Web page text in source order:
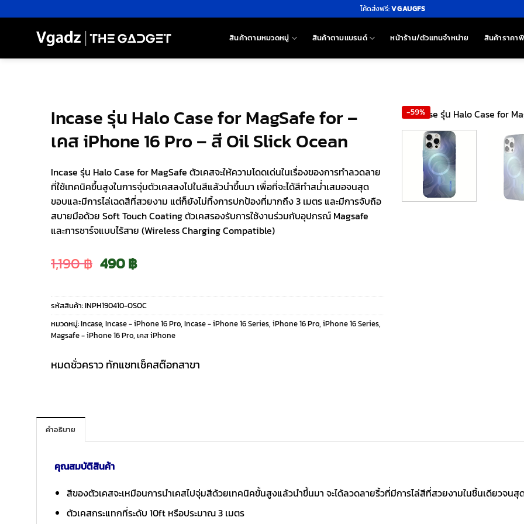
ไป
โค้ดส่งฟรี:VGAUGFS
สินค้าตามหมวดหมู่ สินค้าตามแบรนด์ หน้าร้าน/ตัวแทนจำหน่าย สินค้าราคา
Incase รุ่น Halo Case for MagSafe for –
เคส iPhone 16 Pro – สี Oil Slick Ocean
Incase รุ่น Halo Case for MagSafe ตัวเคสจะให้ความโดดเด่นในเรื่องของการทำลวดลาย
ที่ใช้เทคนิคขึ้นสูงในการจุ่มตัวเคสลงไปในสีแล้วนำขึ้นมา เพื่อที่จะได้สีทำสม่ำเสมอจนสุด
ขอบและมีการไล่เฉดสีที่สวยงาม แต่ก็ยังไม่ทิ้งการปกป้องที่มากถึง 3 เมตร และมีการจับถือ
สบายมือด้วย Soft Touch Coating ตัวเคสรองรับการใช้งานร่วมกับอุปกรณ์ Magsafe
และการชาร์จแบบไร้สาย (Wireless Charging Compatible)
1,190฿ Original
price
was:
490฿Current
price
is:
รหัสสินค้า:INPH190410-OSOC
หมวดหมู่:Incase, Incase - iPhone 16 Pro, Incase - iPhone 16 Series, iPhone 16 Pro, iPhone 16 Series,
Magsafe - iPhone 16 Pro, เคส iPhone
หมดชั่วคราว ทักแชทเช็คสต๊อกสาขา
-59%
คำอธิบาย
คุณสมบัติสินค้า
สีของตัวเคสจะเหมือนการนำเคสไปจุ่มสีด้วยเทคนิคขั้นสูงแล้วนำขึ้นมา จะได้ลวดลายริ้วที่มีการไล่สีที่สวยงามในชิ้นเดียวจนสุ
ตัวเคสกระแทกที่ระดับ 10ft หรือประมาณ 3 เมตร